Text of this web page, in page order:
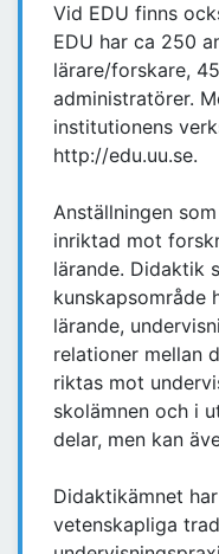
Vid EDU finns
EDU har ca 250
lärare/forskare,
administratörer.
institutionens
http://edu.uu.se.
Anställningen
inriktad mot
lärande. Didaktik
kunskapsområde
lärande,
relationer mellan
riktas mot
skolämnen och i
delar, men kan
Didaktikämnet
vetenskapliga